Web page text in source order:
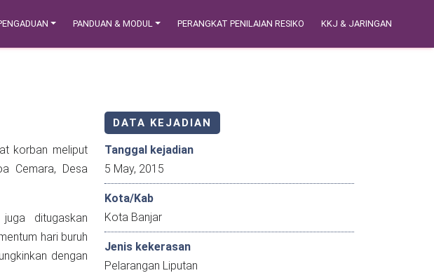
PANDUAN & MODUL PERANGKAT PENILAIAN RESIKO KKJ & JARINGAN
korban meliput
Cemara, Desa
ditugaskan
hari buruh
dengan
DATA KEJADIAN
Tanggal kejadian
5 May, 2015
Kota/Kab
Kota Banjar
Jenis kekerasan
Pelarangan Liputan